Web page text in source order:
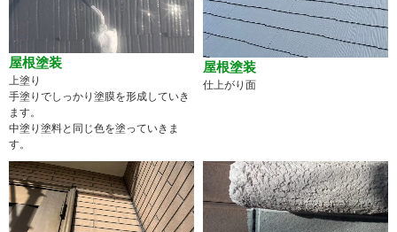
屋根塗装
上塗り
手塗りでしっかり塗膜を形成していき
ます。
中塗り塗料と同じ色を塗っていきま
す。
屋根塗装
仕上がり面